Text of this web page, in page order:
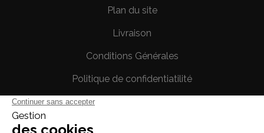
Plan du site
Livraison
Conditions Générales
Politique de confidentiatilité